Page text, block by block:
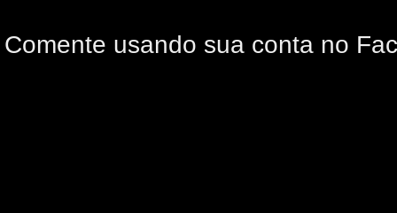
Comente usando sua conta no